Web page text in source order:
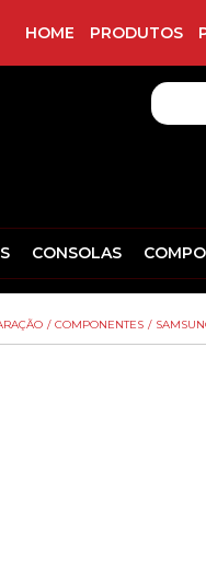
HOME PRODUTOS
CONSOLAS
/ COMPONENTES /